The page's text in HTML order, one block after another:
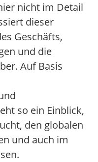
nicht im Detail
dieser
Geschäfts,
und die
Auf Basis
so ein Einblick,
den globalen
und auch im